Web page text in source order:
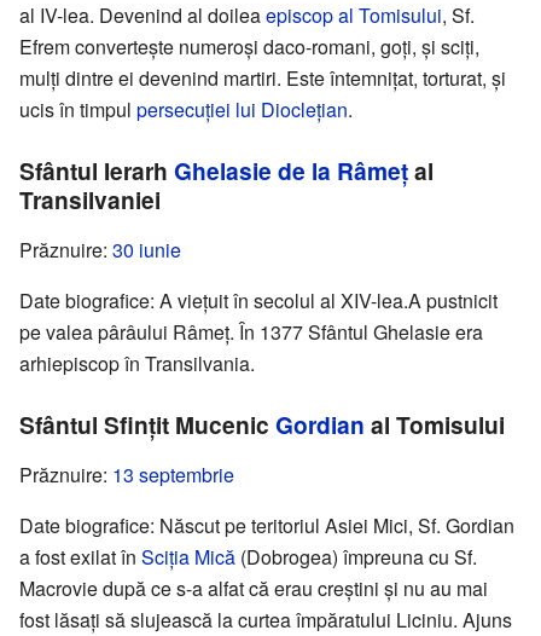
al IV-lea. Devenind al doileaepiscop al Tomisului, Sf.
Efrem convertește numeroși daco-romani, goți, și sciți,
mulți dintre ei devenind martiri. Este întemnițat, torturat, și
ucis în timpul persecuției lui Dioclețian.
Sfântul Ierarh Ghelasie de la Râmețal
Transilvaniei
Prăznuire: 30 iunie
Date biografice: A viețuit în secolul al XIV-lea.A pustnicit
pe valea pârâului Râmeț. În 1377 Sfântul Ghelasie era
arhiepiscop în Transilvania.
Sfântul Sfințit Mucenic Gordian al Tomisului
Prăznuire: 13 septembrie
Date biografice: Născut pe teritoriul Asiei Mici, Sf. Gordian
a fost exilat în Sciția Mică (Dobrogea) împreuna cu Sf.
Macrovie după ce s-a alfat că erau creștini și nu au mai
fost lăsați să slujească la curtea împăratului Liciniu. Ajuns